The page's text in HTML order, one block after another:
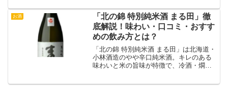
お酒
「北の錦 特別純米酒 まる田」徹
底解説！味わい・口コミ・おすす
めの飲み方とは？
「北の錦 特別純米酒 まる田」は北海道・
小林酒造のやや辛口純米酒。キレのある
味わいと米の旨味が特徴で、冷酒・燗酒